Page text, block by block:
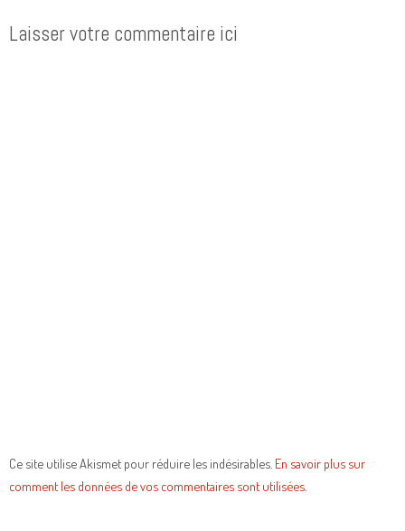
Laisser votre commentaire ici
Ce site utilise Akismet pour réduire les indésirables. En savoir plus sur
comment les données de vos commentaires sont utilisées